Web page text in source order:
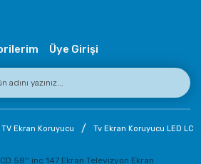
Üye Girişi
TV Ekran Koruyucu Tv Ekran Koruyucu LED